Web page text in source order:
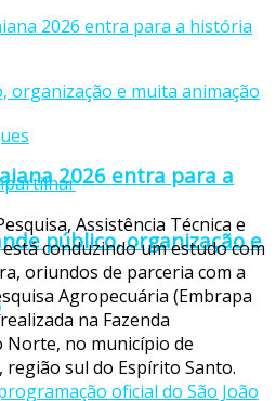
2026 entra para a
público, organização e
Assistência Técnica e
conduzindo um estudo com
oriundos de parceria com a
Agropecuária (Embrapa
na Fazenda
Norte, no município de
sul do Espírito Santo.